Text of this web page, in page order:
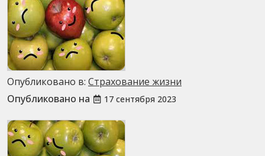
Опубликовано в: Страхование жизни
Опубликовано на
17 сентября 2023